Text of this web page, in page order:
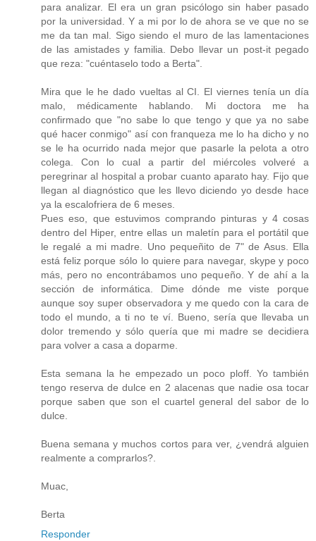
para analizar. El era un gran psicólogo sin haber pasado
por la universidad. Y a mi por lo de ahora se ve que no se
me da tan mal. Sigo siendo el muro de las lamentaciones
de las amistades y familia. Debo llevar un post-it pegado
que reza: "cuéntaselo todo a Berta".
Mira que le he dado vueltas al CI. El viernes tenía un día
malo, médicamente hablando. Mi doctora me ha
confirmado que "no sabe lo que tengo y que ya no sabe
qué hacer conmigo" así con franqueza me lo ha dicho y no
se le ha ocurrido nada mejor que pasarle la pelota a otro
colega. Con lo cual a partir del miércoles volveré a
peregrinar al hospital a probar cuanto aparato hay. Fijo que
llegan al diagnóstico que les llevo diciendo yo desde hace
ya la escalofriera de 6 meses.
Pues eso, que estuvimos comprando pinturas y 4 cosas
dentro del Hiper, entre ellas un maletín para el portátil que
le regalé a mi madre. Uno pequeñito de 7" de Asus. Ella
está feliz porque sólo lo quiere para navegar, skype y poco
más, pero no encontrábamos uno pequeño. Y de ahí a la
sección de informática. Dime dónde me viste porque
aunque soy super observadora y me quedo con la cara de
todo el mundo, a ti no te ví. Bueno, sería que llevaba un
dolor tremendo y sólo quería que mi madre se decidiera
para volver a casa a doparme.
Esta semana la he empezado un poco ploff. Yo también
tengo reserva de dulce en 2 alacenas que nadie osa tocar
porque saben que son el cuartel general del sabor de lo
dulce.
Buena semana y muchos cortos para ver, ¿vendrá alguien
realmente a comprarlos?.
Muac,
Berta
Responder